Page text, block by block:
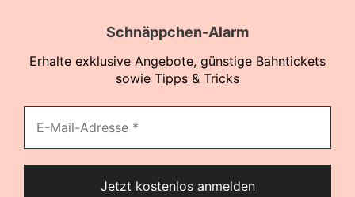
Schnäppchen-Alarm
Erhalte exklusive Angebote, günstige Bahntickets
sowie Tipps & Tricks